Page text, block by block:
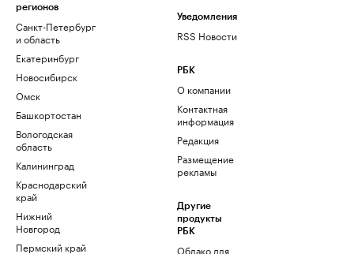
регионов
Санкт-Петербург
и область
Екатеринбург
Новосибирск
Омск
Башкортостан
Вологодская
область
Калининград
Краснодарский
край
Нижний
Новгород
Пермский край
Уведомления
RSS Новости
РБК
О компании
Контактная
информация
Редакция
Размещение
рекламы
Другие
продукты
РБК
Облако для